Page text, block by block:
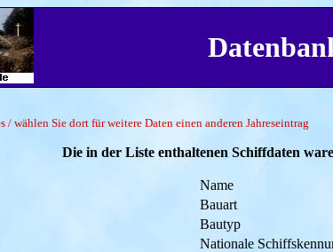
wählen Sie dort für weitere Daten einen anderen Jahreseintrag
Die in der Liste enthaltenen Schiffdaten
Name
Bauart
Bautyp
Nationale